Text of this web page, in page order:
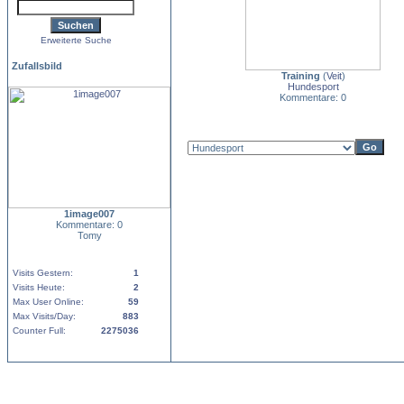
Erweiterte Suche
Zufallsbild
1image007
Kommentare: 0
Tomy
Visits Gestern:
1
Visits Heute:
2
Max User Online:
59
Max Visits/Day:
883
Counter Full:
2275036
Training (Veit)
Hundesport
Kommentare: 0